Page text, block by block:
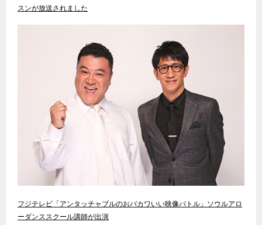
スンが放送されました
フジテレビ「アンタッチャブルのおバカワいい映像バトル」ソウルアロ
ーダンススクール講師が出演